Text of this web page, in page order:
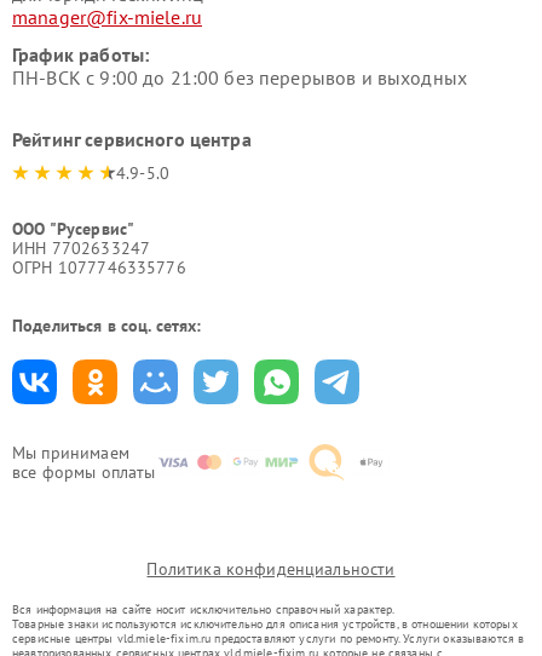
Мы принимаем
все формы оплаты
manager@fix-miele.ru
График работы:
ПН-ВСК с 9:00 до 21:00 без перерывов и выходных
Рейтинг сервисного центра
4.9-5.0
ООО "Русервис"
ИНН 7702633247
ОГРН 1077746335776
Поделиться в соц. сетях:
Политика конфиденциальности
Вся информация на сайте носит исключительно справочный характер.
Товарные знаки используются исключительно для описания устройств, в отношении которых
сервисные центры vld.miele-fixim.ru предоставляют услуги по ремонту. Услуги оказываются в